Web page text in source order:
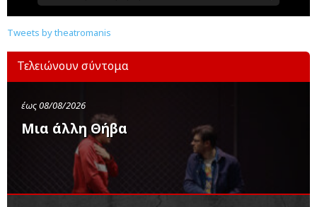
Tweets by theatromanis
Τελειώνουν σύντομα
έως 08/08/2026
Μια άλλη Θήβα